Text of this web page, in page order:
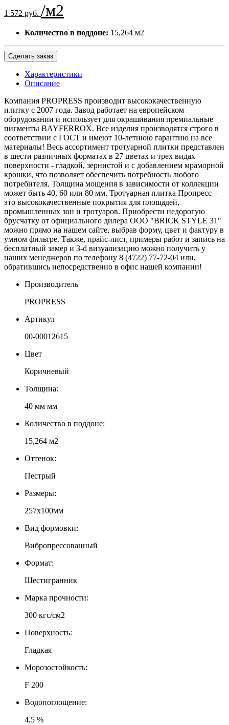
1 572 руб. /м2
Количество в поддоне: 15,264 м2
Сделать заказ
Характеристики
Описание
Компания PROPRESS производит высококачественную
плитку с 2007 года. Завод работает на европейском
оборудовании и использует для окрашивания премиальные
пигменты BAYFERROX. Все изделия производятся строго в
соответствии с ГОСТ и имеют 10-летнюю гарантию на все
материалы! Весь ассортимент тротуарной плитки представлен
в шести различных форматах в 27 цветах и трех видах
поверхности - гладкой, зернистой и с добавлением мраморной
крошки, что позволяет обеспечить потребность любого
потребителя. Толщина мощения в зависимости от коллекции
может быть 40, 60 или 80 мм. Тротуарная плитка Пропресс –
это высококачественные покрытия для площадей,
промышленных зон и тротуаров. Приобрести недорогую
брусчатку от официального дилера OOO "BRICK STYLE 31"
можно прямо на нашем сайте, выбрав форму, цвет и фактуру в
умном фильтре. Также, прайс-лист, примеры работ и запись на
бесплатный замер и 3-d визуализацию можно получить у
наших менеджеров по телефону 8 (4722) 77-72-04 или,
обратившись непосредственно в офис нашей компании!
Производитель
PROPRESS
Артикул
00-00012615
Цвет
Коричневый
Толщина:
40 мм мм
Количество в поддоне:
15,264 м2
Оттенок:
Пестрый
Размеры:
257х100мм
Вид формовки:
Вибропрессованный
Формат:
Шестигранник
Марка прочности:
300 кгс/см2
Поверхность:
Гладкая
Морозостойкость:
F 200
Водопоглощение:
4,5 %